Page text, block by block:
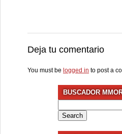
Deja tu comentario
You must be logged in to post a
BUSCADOR
for: